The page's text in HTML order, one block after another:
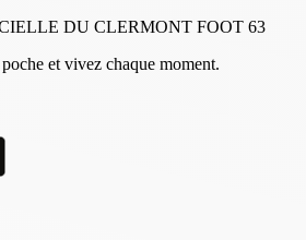
DU CLERMONT FOOT 63
et vivez chaque moment.